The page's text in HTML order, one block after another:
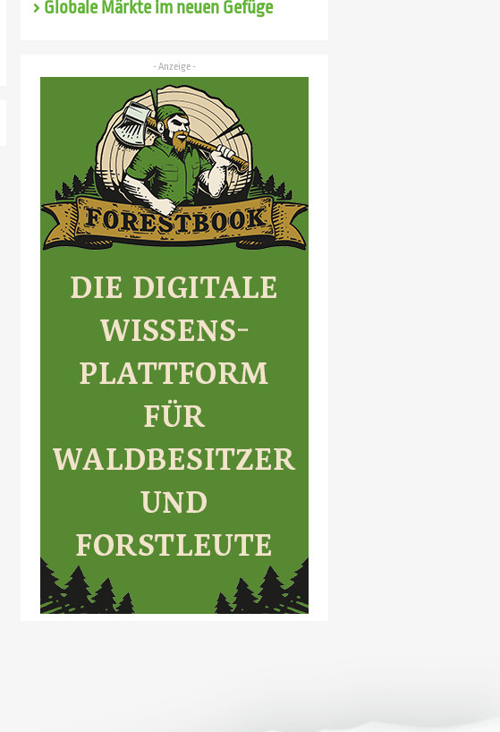
Globale Märkte im neuen Gefüge